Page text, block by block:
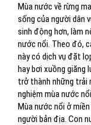
Mùa nước về rừng
sống của người dân
sinh động hơn, làm
nước nổi. Theo đó,
này có dịch vụ đặt
hay bơi xuồng giăng
trở thành những trải
nghiệm mùa nước
Mùa nước nổi ở
người bản địa. Con